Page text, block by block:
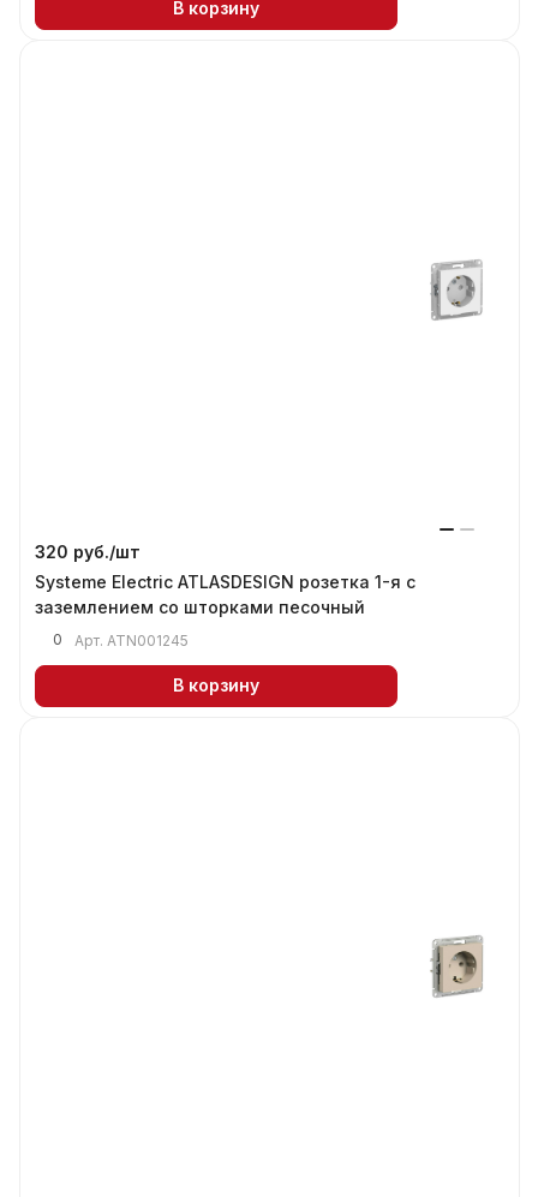
В корзину
320 руб./шт
Systeme Electric ATLASDESIGN розетка 1-я с
заземлением со шторками песочный
0 Арт. ATN001245
В корзину